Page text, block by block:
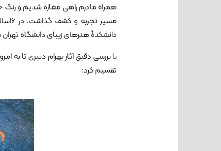
همراه مادرم راهی مغازه شدیم و رنگ
دانشکدۀ هنرهای زیبای دانشگاه
با بررسی دقیق آثار بهرام دبیری تا
تقسیم کرد: